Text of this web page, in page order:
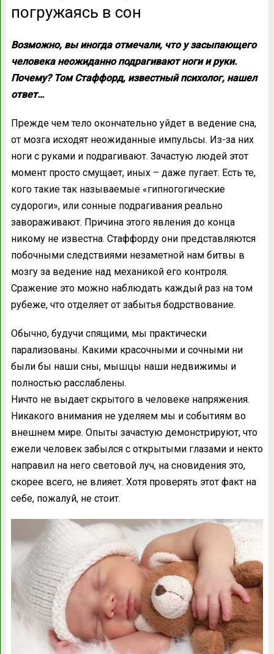
погружаясь в сон
Возможно, вы иногда отмечали, что у засыпающего
человека неожиданно подрагивают ноги и руки.
Почему? Том Стаффорд, известный психолог, нашел
ответ…
Прежде чем тело окончательно уйдет в ведение сна,
от мозга исходят неожиданные импульсы. Из-за них
ноги с руками и подрагивают. Зачастую людей этот
момент просто смущает, иных – даже пугает. Есть те,
кого такие так называемые «гипногогические
судороги», или сонные подрагивания реально
завораживают. Причина этого явления до конца
никому не известна. Стаффорду они представляются
побочными следствиями незаметной нам битвы в
мозгу за ведение над механикой его контроля.
Сражение это можно наблюдать каждый раз на том
рубеже, что отделяет от забытья бодрствование.
Обычно, будучи спящими, мы практически
парализованы. Какими красочными и сочными ни
были бы наши сны, мышцы наши недвижимы и
полностью расслаблены.
Ничто не выдает скрытого в человеке напряжения.
Никакого внимания не уделяем мы и событиям во
внешнем мире. Опыты зачастую демонстрируют, что
ежели человек забылся с открытыми глазами и некто
направил на него световой луч, на сновидения это,
скорее всего, не влияет. Хотя проверять этот факт на
себе, пожалуй, не стоит.